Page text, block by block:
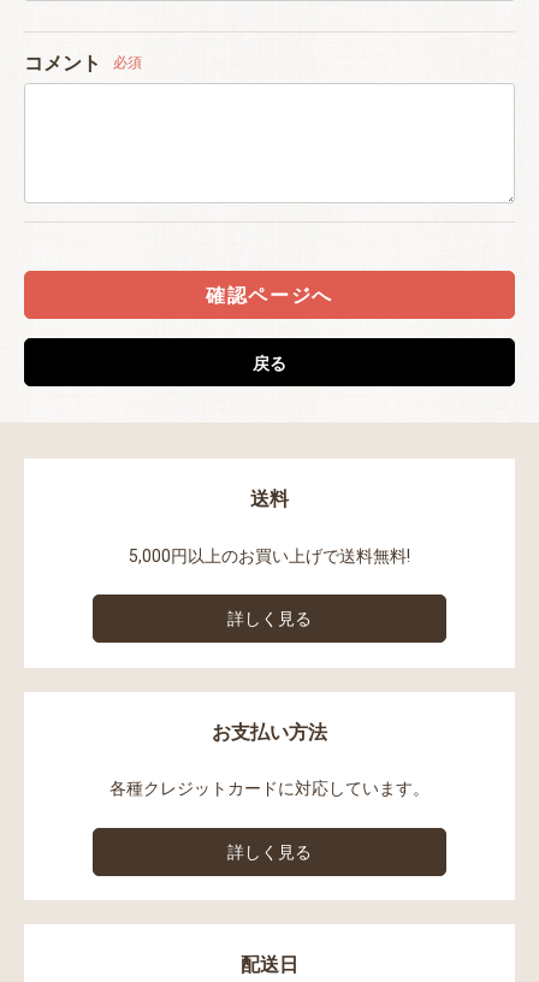
コメント 必須
確認ページへ
戻る
送料
5,000円以上のお買い上げで送料無料!
詳しく見る
お支払い方法
各種クレジットカードに対応しています。
詳しく見る
配送日